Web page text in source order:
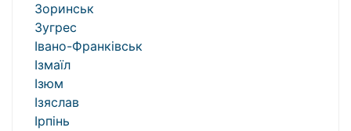
Зоринськ
Зугрес
Івано-Франківськ
Ізмаїл
Ізюм
Ізяслав
Ірпінь